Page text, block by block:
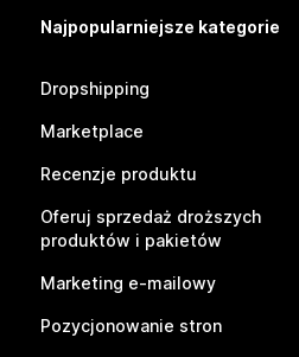
Najpopularniejsze kategorie
Dropshipping
Marketplace
Recenzje produktu
Oferuj sprzedaż droższych
produktów i pakietów
Marketing e-mailowy
Pozycjonowanie stron